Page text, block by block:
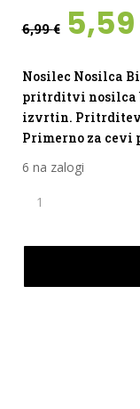
6,99€ cena
je
bila:
5,59
Nosilec Nosilca
pritrditvi nosilca
izvrtin. Pritrditev
Primerno za cevi
6 na zalogi
NOSILCA
ZEFAL
UNI